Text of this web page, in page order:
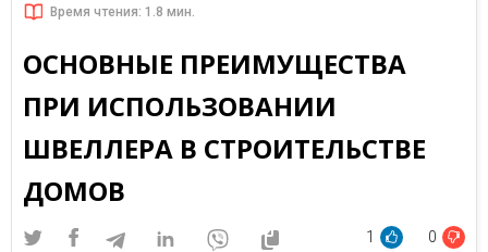
Время чтения: 1.8 мин.
ОСНОВНЫЕ ПРЕИМУЩЕСТВА
ПРИ ИСПОЛЬЗОВАНИИ
ШВЕЛЛЕРА В СТРОИТЕЛЬСТВЕ
ДОМОВ
1 0